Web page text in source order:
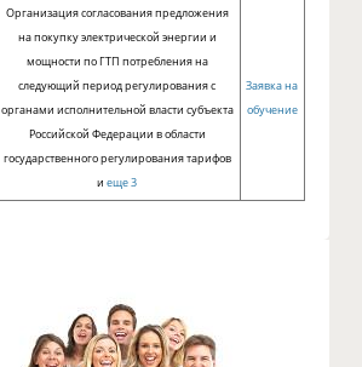
Организация согласования предложения
на покупку электрической энергии и
мощности по ГТП потребления на
следующий период регулирования с
органами исполнительной власти субъекта
Российской Федерации в области
государственного регулирования тарифов
иеще 3
Заявка на
обучение